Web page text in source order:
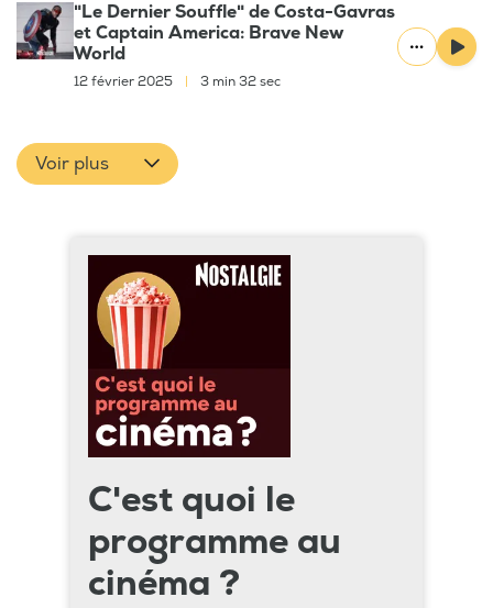
"Le Dernier Souffle" de Costa-Gavras
et Captain America: Brave New
World
12 février 2025 3 min 32 sec
Voir plus
C'est quoi le
programme au
cinéma ?